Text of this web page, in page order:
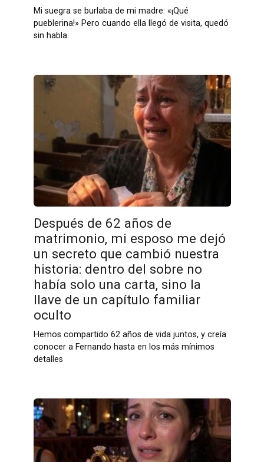
Mi suegra se burlaba de mi madre: «¡Qué
pueblerina!» Pero cuando ella llegó de visita, quedó
sin habla.
Después de 62 años de
matrimonio, mi esposo me dejó
un secreto que cambió nuestra
historia: dentro del sobre no
había solo una carta, sino la
llave de un capítulo familiar
oculto
Hemos compartido 62 años de vida juntos, y creía
conocer a Fernando hasta en los más mínimos
detalles